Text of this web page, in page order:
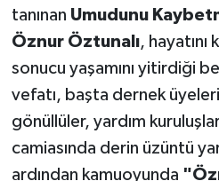
tanınan Umudunu
Öznur Öztunalı,
sonucu yaşamını yitirdiği
vefatı, başta dernek
gönüllüler, yardım
camiasında derin üzüntü
ardından kamuoyunda
KAHRAMANMARAŞ